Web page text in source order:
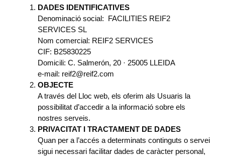
DADES IDENTIFICATIVES
Denominació social: FACILITIES REIF2
SERVICES SL
Nom comercial: REIF2 SERVICES
CIF: B25830225
Domicili: C. Salmerón, 20 · 25005 LLEIDA
e-mail: reif2@reif2.com
OBJECTE
A través del Lloc web, els oferim als Usuaris la
possibilitat d’accedir a la informació sobre els
nostres serveis.
PRIVACITAT I TRACTAMENT DE DADES
Quan per a l’accés a determinats continguts o servei
sigui necessari facilitar dades de caràcter personal,